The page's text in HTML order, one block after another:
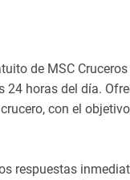
de MSC
horas del día.
con el
respuestas